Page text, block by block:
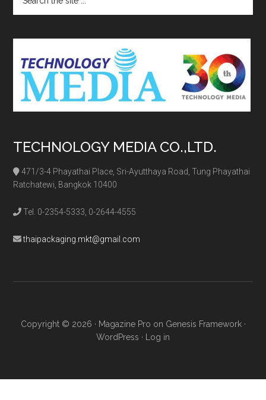
the
TECHNOLOGY MEDIA CO.,LTD.
471/3-4 Phayathai Place, Sri-Ayutthaya Road, Tung Phayathai
Ratchatewi, Bangkok 10400
Tel. 0-2354-5333, 0-2644-4555
thaipackaging.mkt@gmail.com
Copyright © 2026 · Magazine Pro on Genesis Framework·
WordPress · Log in